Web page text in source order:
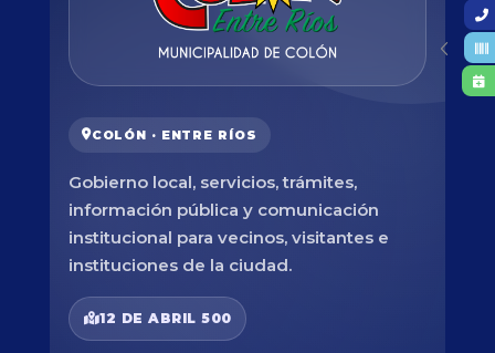
COLÓN · ENTRE RÍOS
Gobierno local, servicios, trámites,
información pública y comunicación
institucional para vecinos, visitantes e
instituciones de la ciudad.
12 DE ABRIL 500